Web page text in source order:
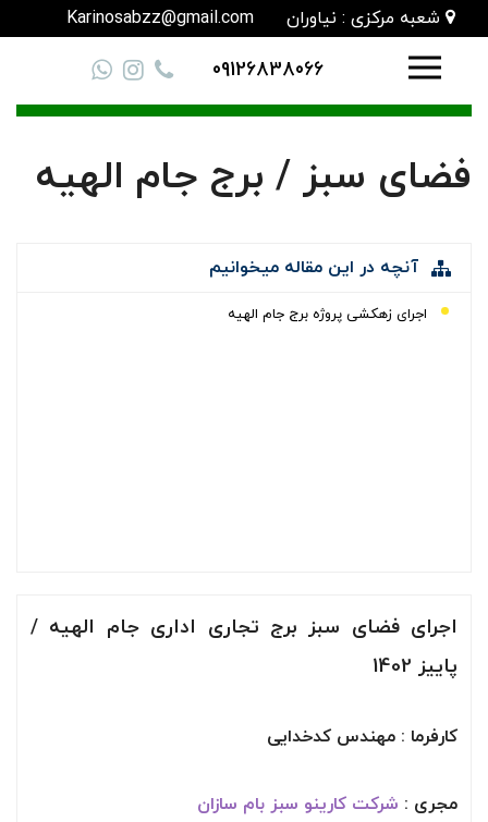
شعبه مرکزی : نیاوران Karinosabzz@gmail.com
09126838066
فضای سبز / برج جام الهیه
آنچه در این مقاله میخوانیم
اجرای زهکشی پروژه برج جام الهیه
اجرای فضای سبز برج تجاری اداری جام الهیه /
پاییز 1402
کارفرما : مهندس کدخدایی
مجری : شرکت کارینو سبز بام سازان